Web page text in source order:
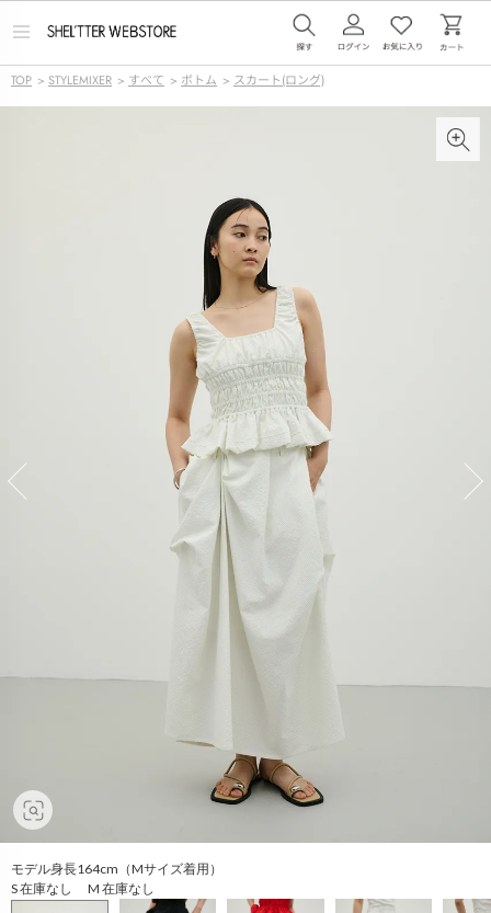
メ
ー
を
TOP > STYLEMIXER > すべて > ボトム > スカート(ロング)
モデル身長164cm（Mサイズ着用）
S 在庫なし M 在庫なし